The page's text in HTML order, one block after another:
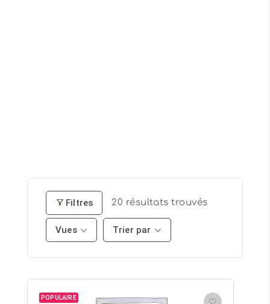
Filtres 20 résultats trouvés
Vues Trier par
POPULAIRE